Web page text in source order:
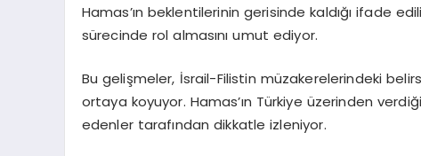
Hamas’ın beklentilerinin gerisinde kaldığı ifade
sürecinde rol almasını umut ediyor.
Bu gelişmeler, İsrail-Filistin müzakerelerindeki
ortaya koyuyor. Hamas’ın Türkiye üzerinden
edenler tarafından dikkatle izleniyor.